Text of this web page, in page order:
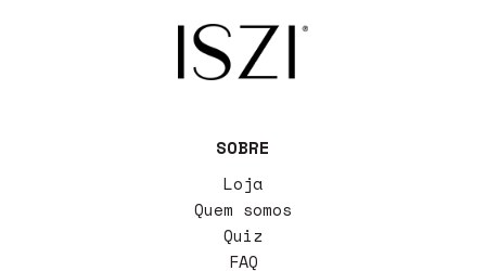
SOBRE
Loja
Quem somos
Quiz
FAQ